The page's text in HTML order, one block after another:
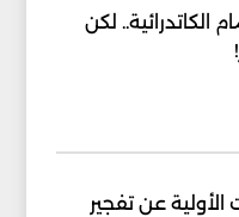
الكاتدرائية.. لكن
عن تفجير